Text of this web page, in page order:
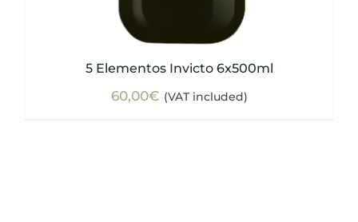
5 Elementos Invicto 6x500ml
60,00€ (VAT included)